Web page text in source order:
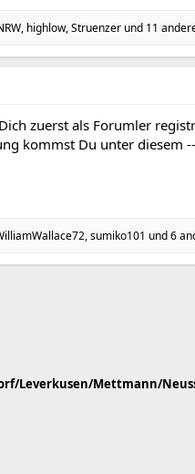
, highlow,Struenzer und 11
zuerst als Forumler
kommst Du unter diesem
,sumiko101 und 6